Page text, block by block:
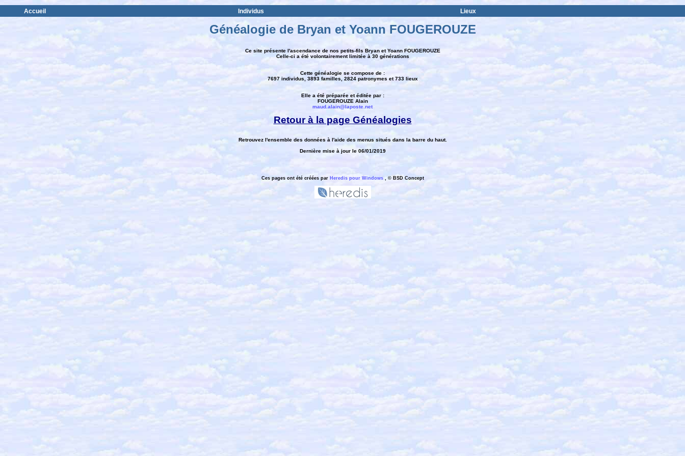
Accueil Individus Lieux
Généalogie de Bryan et Yoann FOUGEROUZE
Ce site présente l'ascendance de nos petits-fils Bryan et Yoann FOUGEROUZE
Celle-ci a été volontairement limitée à 30 générations
Cette généalogie se compose de :
7697 individus, 3893 familles, 2824 patronymes et 733 lieux
Elle a été préparée et éditée par :
FOUGEROUZE Alain
maud.alain@laposte.net
Retour à la page Généalogies
Retrouvez l'ensemble des données à l'aide des menus situés dans la barre du haut.
Dernière mise à jour le 06/01/2019
Ces pages ont été créées par Heredis pour Windows, © BSD Concept